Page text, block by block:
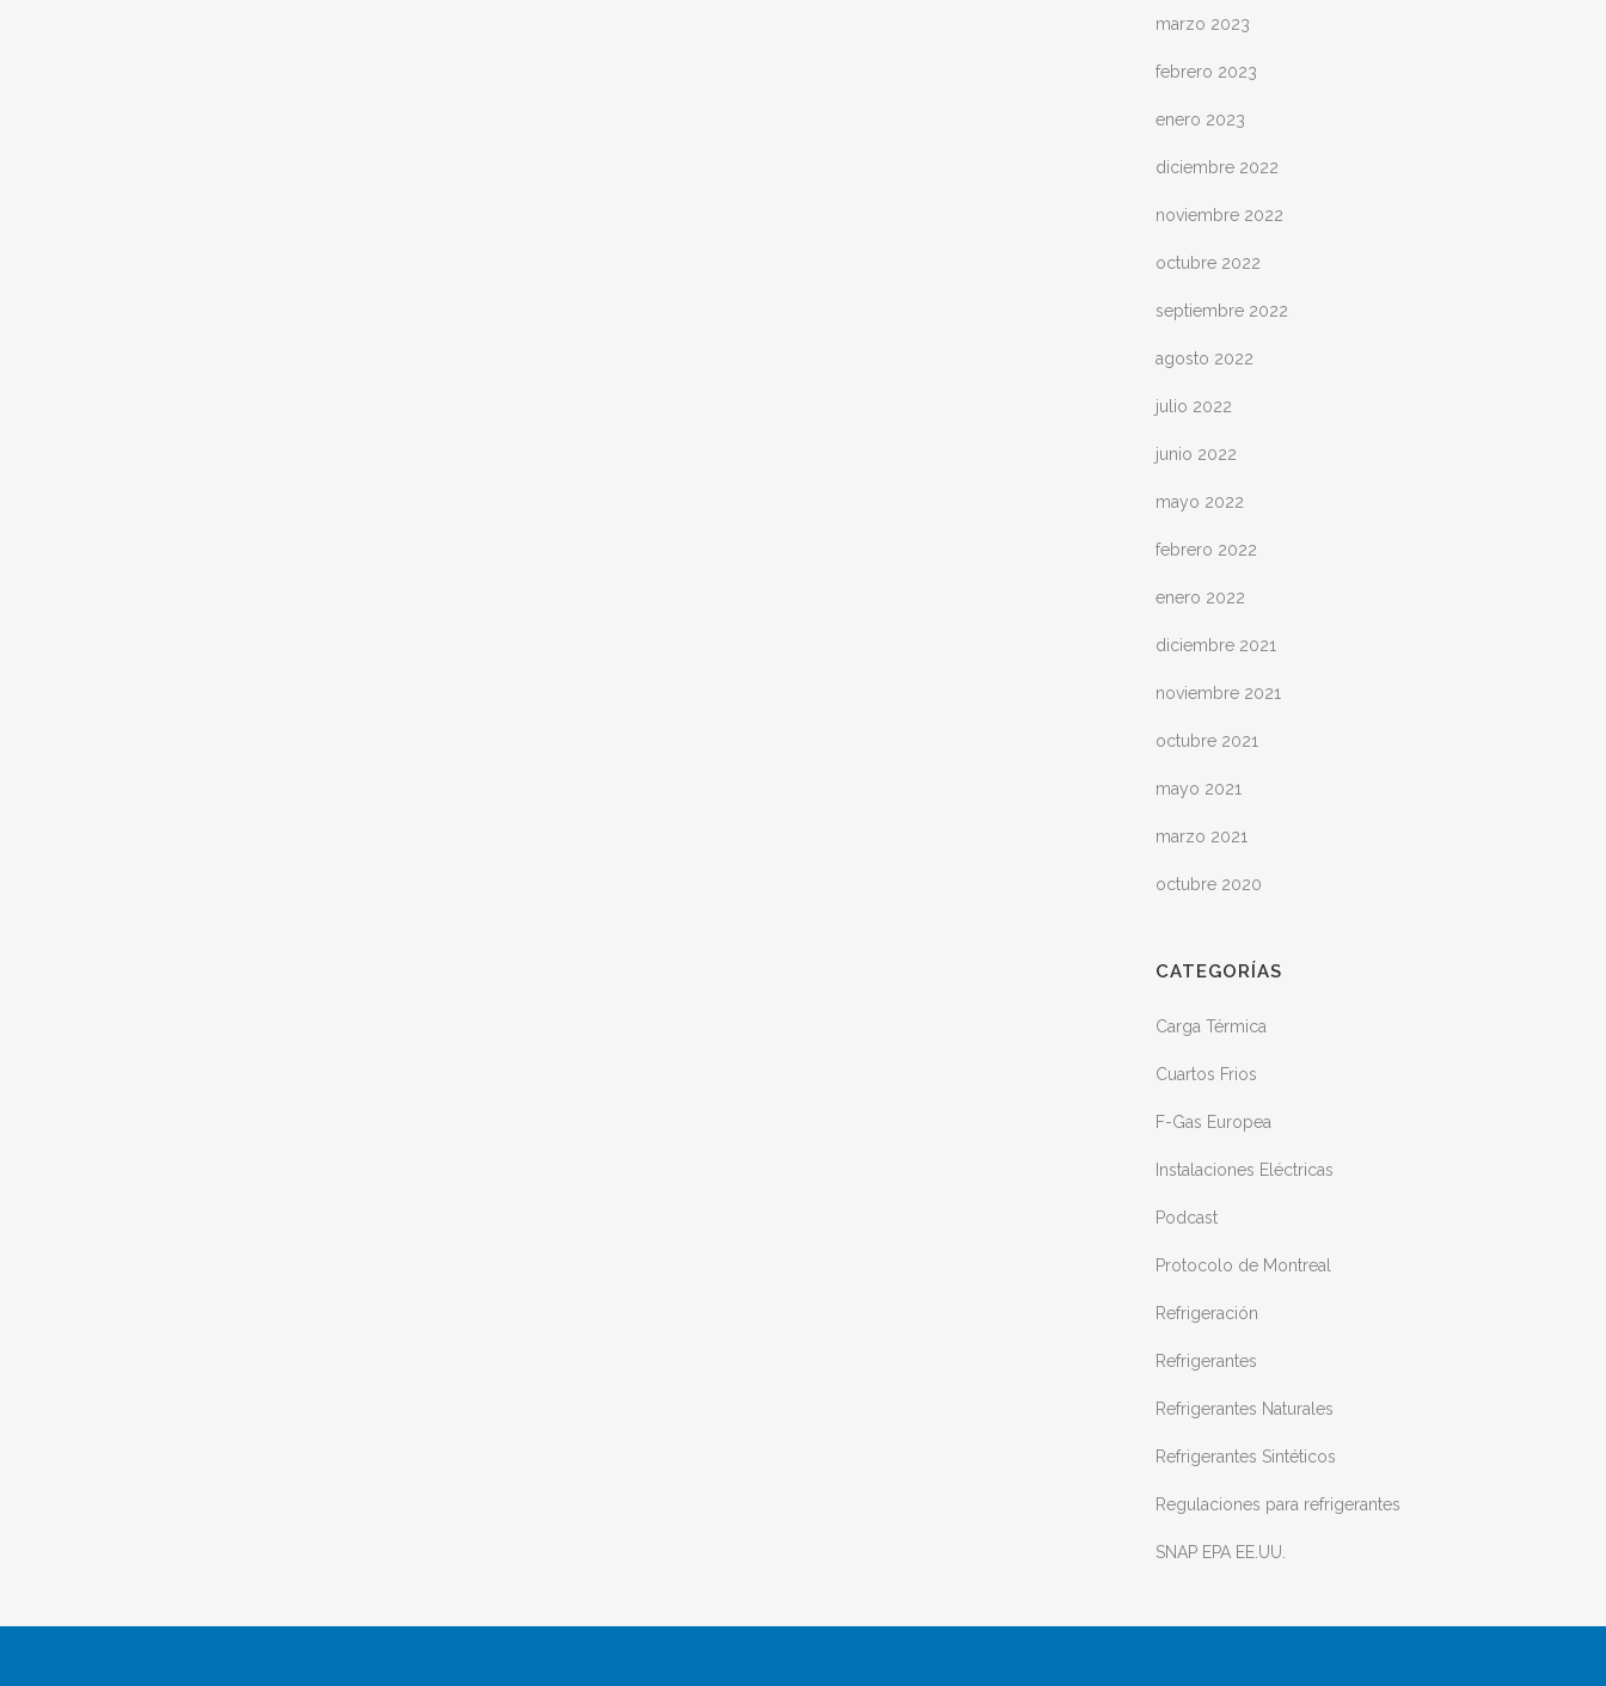
marzo 2023
febrero 2023
enero 2023
diciembre 2022
noviembre 2022
octubre 2022
septiembre 2022
agosto 2022
julio 2022
junio 2022
mayo 2022
febrero 2022
enero 2022
diciembre 2021
noviembre 2021
octubre 2021
mayo 2021
marzo 2021
octubre 2020
CATEGORÍAS
Carga Térmica
Cuartos Frios
F-Gas Europea
Instalaciones Eléctricas
Podcast
Protocolo de Montreal
Refrigeración
Refrigerantes
Refrigerantes Naturales
Refrigerantes Sintéticos
Regulaciones para refrigerantes
SNAP EPA EE.UU.